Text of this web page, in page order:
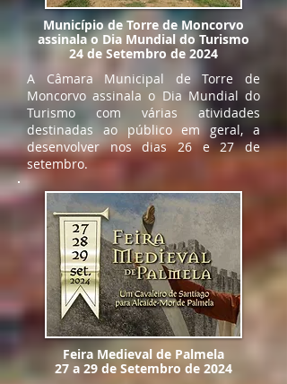
Município de Torre de Moncorvo
assinala o Dia Mundial do Turismo
24 de Setembro de 2024
A Câmara Municipal de Torre de
Moncorvo assinala o Dia Mundial do
Turismo com várias atividades
destinadas ao público em geral, a
desenvolver nos dias 26 e 27 de
setembro.
Feira Medieval de Palmela
27 a 29 de Setembro de 2024